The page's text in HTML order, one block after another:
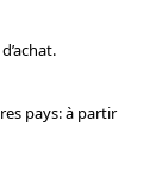
pays: à partir